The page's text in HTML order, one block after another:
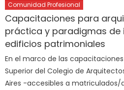
Comunidad Profesional
Capacitaciones para
práctica y paradigmas de
edificios patrimoniales
En el marco de las
Superior del Colegio de
Aires -accesibles a matriculados/